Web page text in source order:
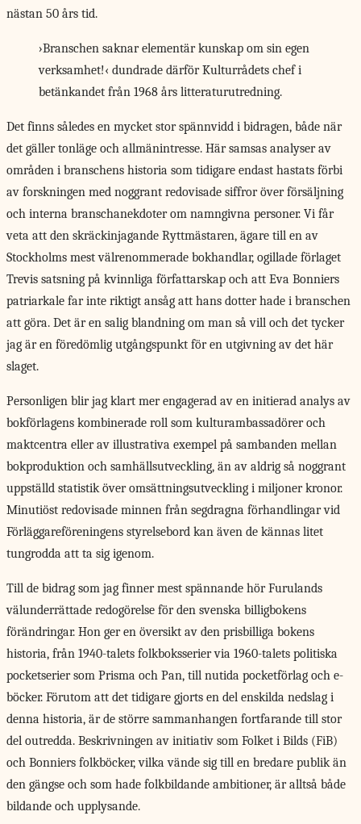
nästan 50 års tid.
›Branschen saknar elementär kunskap om sin egen
verksamhet!‹ dundrade därför Kulturrådets chef i
betänkandet från 1968 års litteraturutredning.
Det finns således en mycket stor spännvidd i bidragen, både när
det gäller tonläge och allmänintresse. Här samsas analyser av
områden i branschens historia som tidigare endast hastats förbi
av forskningen med noggrant redovisade siffror över försäljning
och interna branschanekdoter om namngivna personer. Vi får
veta att den skräckinjagande Ryttmästaren, ägare till en av
Stockholms mest välrenommerade bokhandlar, ogillade förlaget
Trevis satsning på kvinnliga författarskap och att Eva Bonniers
patriarkale far inte riktigt ansåg att hans dotter hade i branschen
att göra. Det är en salig blandning om man så vill och det tycker
jag är en föredömlig utgångspunkt för en utgivning av det här
slaget.
Personligen blir jag klart mer engagerad av en initierad analys av
bokförlagens kombinerade roll som kulturambassadörer och
maktcentra eller av illustrativa exempel på sambanden mellan
bokproduktion och samhällsutveckling, än av aldrig så noggrant
uppställd statistik över omsättningsutveckling i miljoner kronor.
Minutiöst redovisade minnen från segdragna förhandlingar vid
Förläggareföreningens styrelsebord kan även de kännas litet
tungrodda att ta sig igenom.
Till de bidrag som jag finner mest spännande hör Furulands
välunderrättade redogörelse för den svenska billigbokens
förändringar. Hon ger en översikt av den prisbilliga bokens
historia, från 1940-talets folkboksserier via 1960-talets politiska
pocketserier som Prisma och Pan, till nutida pocketförlag och e-
böcker. Förutom att det tidigare gjorts en del enskilda nedslag i
denna historia, är de större sammanhangen fortfarande till stor
del outredda. Beskrivningen av initiativ som Folket i Bilds (FiB)
och Bonniers folkböcker, vilka vände sig till en bredare publik än
den gängse och som hade folkbildande ambitioner, är alltså både
bildande och upplysande.